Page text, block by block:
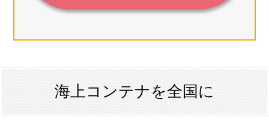
海上コンテナを全国に